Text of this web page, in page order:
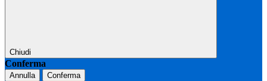
Chiudi
Conferma
Annulla Conferma